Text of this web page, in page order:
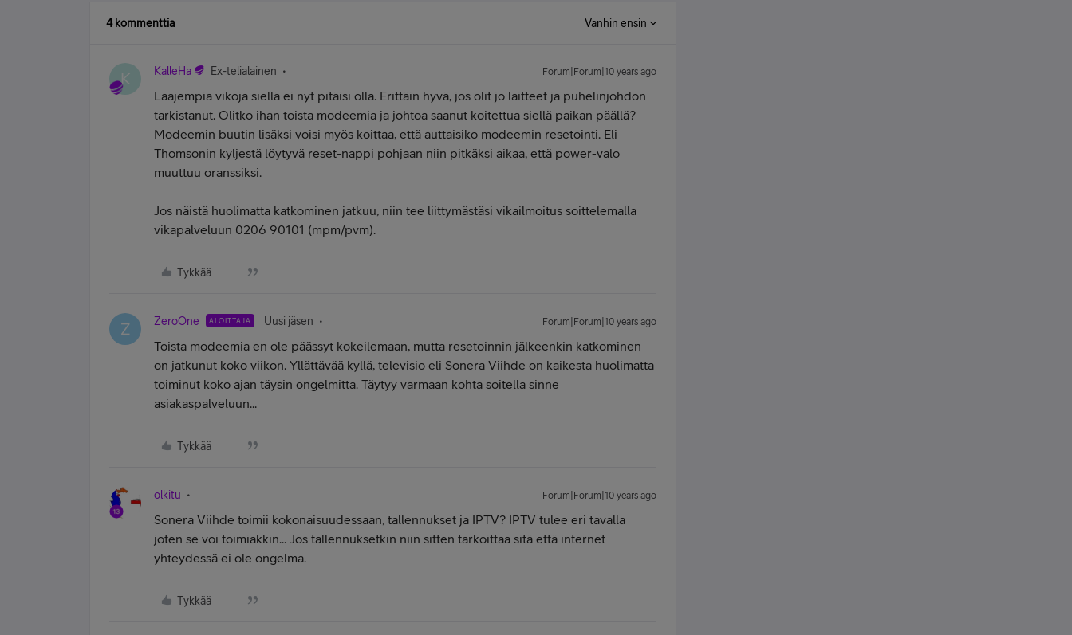
4 kommenttia Vanhin ensin
K KalleHa Ex-telialainen Forum|Forum|10 years ago
Laajempia vikoja siellä ei nyt pitäisi olla. Erittäin hyvä, jos olit jo laitteet ja puhelinjohdon
tarkistanut. Olitko ihan toista modeemia ja johtoa saanut koitettua siellä paikan päällä?
Modeemin buutin lisäksi voisi myös koittaa, että auttaisiko modeemin resetointi. Eli
Thomsonin kyljestä löytyvä reset-nappi pohjaan niin pitkäksi aikaa, että power-valo
muuttuu oranssiksi.
Jos näistä huolimatta katkominen jatkuu, niin tee liittymästäsi vikailmoitus soittelemalla
vikapalveluun 0206 90101 (mpm/pvm).
Tykkää
Z ZeroOne ALOITTAJA Uusi jäsen Forum|Forum|10 years ago
Toista modeemia en ole päässyt kokeilemaan, mutta resetoinnin jälkeenkin katkominen
on jatkunut koko viikon. Yllättävää kyllä, televisio eli Sonera Viihde on kaikesta huolimatta
toiminut koko ajan täysin ongelmitta. Täytyy varmaan kohta soitella sinne
asiakaspalveluun...
Tykkää
olkitu Forum|Forum|10 years ago
Sonera Viihde toimii kokonaisuudessaan, tallennukset ja IPTV? IPTV tulee eri tavalla
joten se voi toimiakkin... Jos tallennuksetkin niin sitten tarkoittaa sitä että internet
yhteydessä ei ole ongelma.
Tykkää